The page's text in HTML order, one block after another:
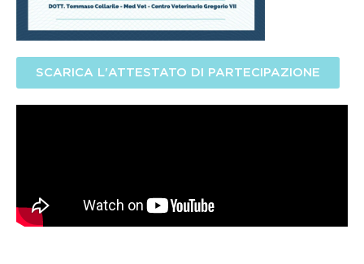
SCARICA L'ATTESTATO DI PARTECIPAZIONE